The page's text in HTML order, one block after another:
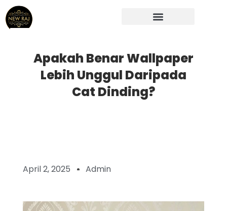
Skip
to
content
Apakah Benar Wallpaper
Lebih Unggul Daripada
Cat Dinding?
April 2, 2025 Admin